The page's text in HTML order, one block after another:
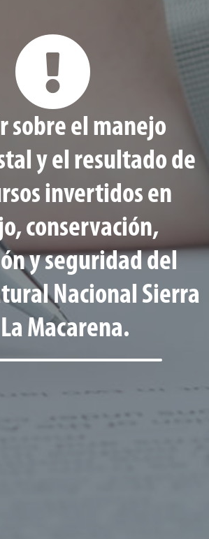
sobre el manejo
y el resultado de
invertidos en
conservación,
y seguridad del
Nacional Sierra
Macarena.